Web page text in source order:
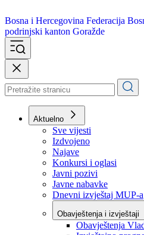
Bosna i Hercegovina
podrinjski kanton Goražde
Aktuelno
Sve vijesti
Izdvojeno
Najave
Konkursi i oglasi
Javni pozivi
Javne nabavke
Dnevni izvještaj MUP-a